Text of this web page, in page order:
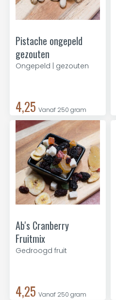
Pistache ongepeld
gezouten
Ongepeld | gezouten
4,25 Vanaf 250 gram
Ab's Cranberry
Fruitmix
Gedroogd fruit
4,25 Vanaf 250 gram